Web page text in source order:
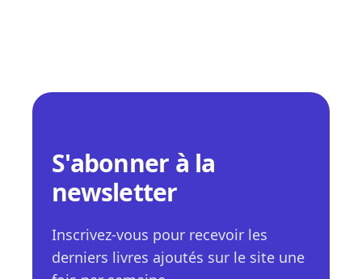
S'abonner à la
newsletter
Inscrivez-vous pour recevoir les
derniers livres ajoutés sur le site une